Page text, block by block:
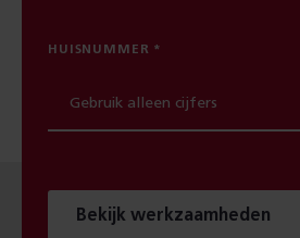
HUISNUMMER
Bekijk werkzaamheden